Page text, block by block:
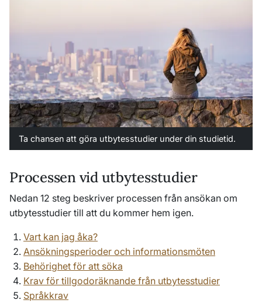
Ta chansen att göra utbytesstudier under din studietid.
Processen vid utbytesstudier
Nedan 12 steg beskriver processen från ansökan om
utbytesstudier till att du kommer hem igen.
Vart kan jag åka?
Ansökningsperioder och informationsmöten
Behörighet för att söka
Krav för tillgodoräknande från utbytesstudier
Språkkrav